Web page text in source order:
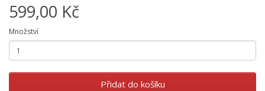
599,00 Kč
Množství
Přidat do košíku